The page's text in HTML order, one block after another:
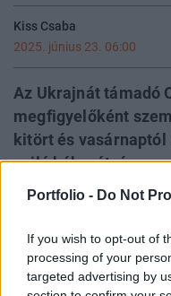
Portfolio - Do Not
If you wish to opt-out of
processing of your
targeted advertising by
Kiss Csaba
2025. június 23. 06:00
Az Ukrajnát támadó
megfigyelőként
kitört és
zajló háborút, és
perzsa államnak
számára egyszerre
a közel-keleti
nagyobb súllyal a